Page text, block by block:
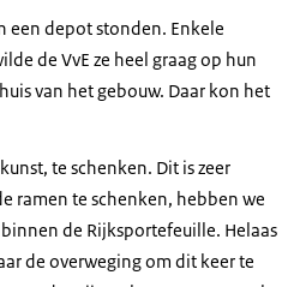
een depot stonden. Enkele
de VvE ze heel graag op hun
van het gebouw. Daar kon het
te schenken. Dit is zeer
ramen te schenken, hebben we
de Rijksportefeuille. Helaas
de overweging om dit keer te